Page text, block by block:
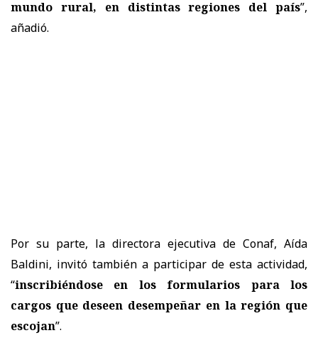
mundo rural, en distintas regiones del país”,
añadió.
Por su parte, la directora ejecutiva de Conaf, Aída
Baldini, invitó también a participar de esta actividad,
“inscribiéndose en los formularios para los
cargos que deseen desempeñar en la región que
escojan”.